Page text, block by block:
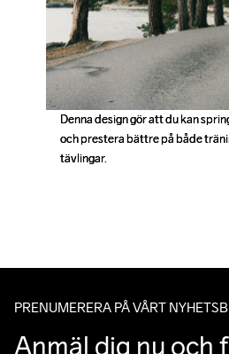
Denna design gör att du kan
och prestera bättre på både
tävlingar.
Denna design gör att du kan
och prestera bättre på både
tävlingar.
PRENUMERERA PÅ VÅRT
Anmäl dig nu och